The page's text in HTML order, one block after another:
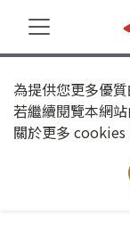
為提供您更多優
若繼續閱覽本網
關於更多 cookies